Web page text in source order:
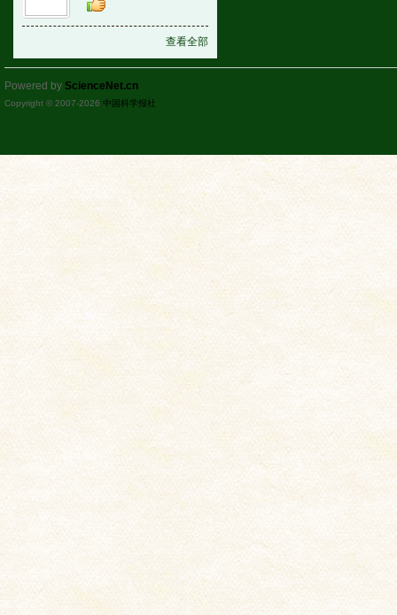
查看全部
Powered by ScienceNet.cn
Copyright © 2007-2026 中国科学报社